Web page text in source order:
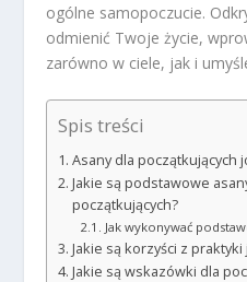
ogólne samopoczucie.
odmienić Twoje życie,
zarówno w ciele, jak i
Spis treści
Asany dla początkujących
Jakie są podstawowe
początkujących?
Jak wykonywać
Jakie są korzyści z
Jakie są wskazówki dla